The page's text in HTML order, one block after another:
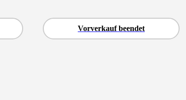
Vorverkauf beendet